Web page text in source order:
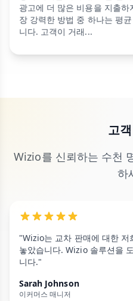
광고에 더 많은 비용을 지출
장 강력한 방법 중 하나는 평
니다. 고객이 거래...
고
Wizio를 신뢰하는 수천
하
"Wizio는 교차 판매에 대한 저
놓았습니다. Wizio 솔루션을
니다."
Sarah Johnson
이커머스 매니저